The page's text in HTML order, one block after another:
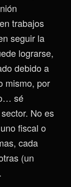
trabajos
seguir la
lograrse,
debido a
mismo, por
sé
No es
fiscal o
cada
(un